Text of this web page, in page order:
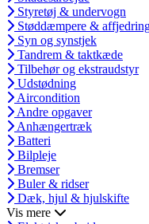
Styretøj & undervogn
Støddæmpere &
Syn og synstjek
Tandrem & taktkæde
Tilbehør og ekstraudstyr
Udstødning
Aircondition
Andre opgaver
Anhængertræk
Batteri
Bilpleje
Bremser
Buler & ridser
Dæk, hjul & hjulskifte
Vis mere